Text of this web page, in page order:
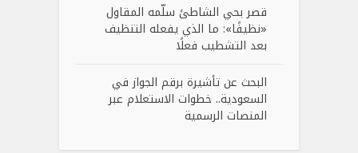
قصر بحي الشاطئ سلّمه المقاول
«نظيفًا»: ما الذي يفعله التنظيف
بعد التشطيب فعلًا
البحث عن تأشيرة برقم الجواز في
السعودية.. خطوات الاستعلام عبر
المنصات الرسمية